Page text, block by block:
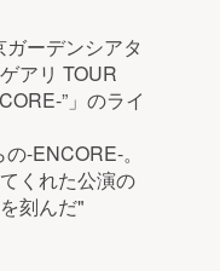
ガーデンシアタ
アリ TOUR
”」のライ
-ENCORE-。
くれた公演の
刻んだ"